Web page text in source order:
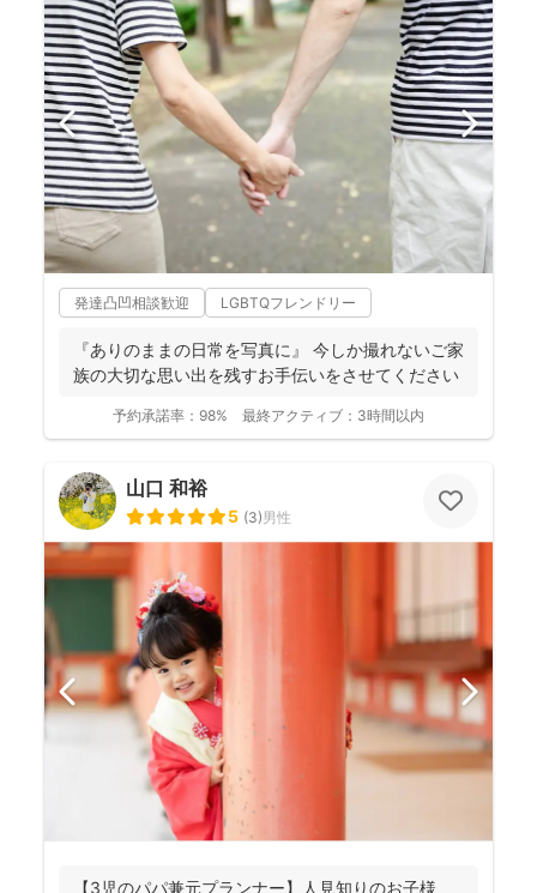
発達凸凹相談歓迎 LGBTQフレンドリー
『ありのままの日常を写真に』 今しか撮れないご家
族の大切な思い出を残すお手伝いをさせてください
予約承諾率： 98% 最終アクティブ： 3時間以内
山口 和裕
5 (3)男性
【3児のパパ兼元プランナー】人見知りのお子様